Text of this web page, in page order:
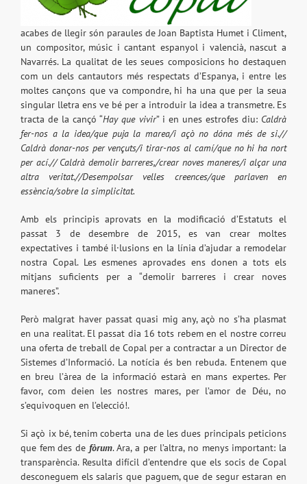
acabes de llegir són paraules de Joan Baptista Humet i Climent,
un compositor, músic i cantant espanyol i valencià, nascut a
Navarrés. La qualitat de les seues composicions ho destaquen
com un dels cantautors més respectats d’Espanya, i entre les
moltes cançons que va compondre, hi ha una que per la seua
singular lletra ens ve bé per a introduir la idea a transmetre. Es
tracta de la cançó “Hay que vivir” i en unes estrofes diu: Caldrà
fer-nos a la idea/que puja la marea/i açò no dóna més de si.//
Caldrà donar-nos per vençuts/i tirar-nos al camí/que no hi ha nort
per ací.// Caldrà demolir barreres,/crear noves maneres/i alçar una
altra veritat.//Desempolsar velles creences/que parlaven en
essència/sobre la simplicitat.
Amb els principis aprovats en la modificació d’Estatuts el
passat 3 de desembre de 2015, es van crear moltes
expectatives i també il·lusions en la línia d’ajudar a remodelar
nostra Copal. Les esmenes aprovades ens donen a tots els
mitjans suficients per a “demolir barreres i crear noves
maneres”.
Però malgrat haver passat quasi mig any, açò no s’ha plasmat
en una realitat. El passat dia 16 tots rebem en el nostre correu
una oferta de treball de Copal per a contractar a un Director de
Sistemes d’Informació. La notícia és ben rebuda. Entenem que
en breu l’àrea de la informació estarà en mans expertes. Per
favor, com deien les nostres mares, per l’amor de Déu, no
s’equivoquen en l’elecció!.
Si açò ix bé, tenim coberta una de les dues principals peticions
que fem des de fòrum. Ara, a per l’altra, no menys important: la
transparència. Resulta difícil d’entendre que els socis de Copal
desconeguem els salaris que paguem, que de segur estaran en